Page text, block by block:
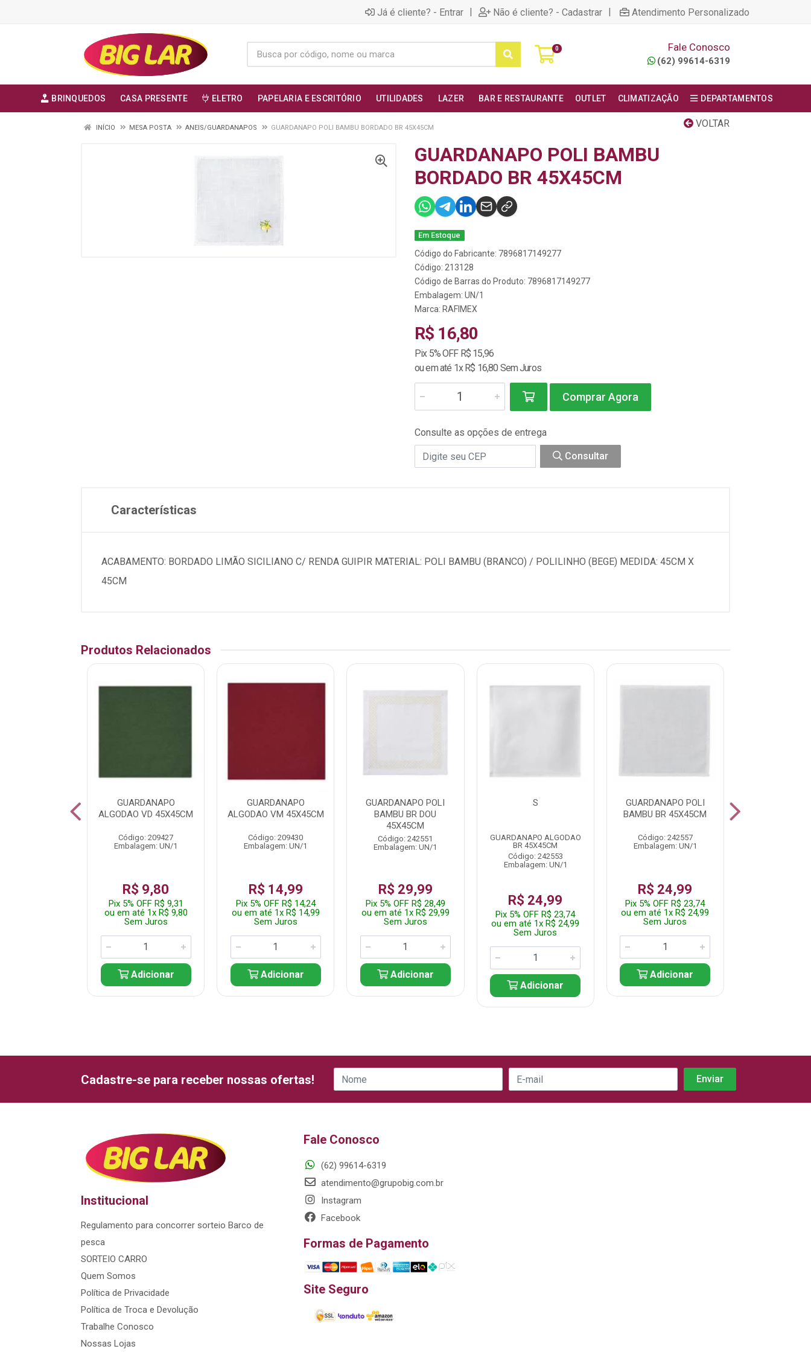
Já é cliente? - Entrar | Não é cliente? - Cadastrar | Atendimento Personalizado
0 Fale Conosco
(62) 99614-6319
BRINQUEDOS CASA PRESENTE ELETRO PAPELARIA E ESCRITÓRIO UTILIDADES LAZER BAR E RESTAURANTE OUTLET CLIMATIZAÇÃO DEPARTAMENTOS
VOLTAR
INÍCIO MESA POSTA ANEIS/GUARDANAPOS GUARDANAPO POLI BAMBU BORDADO BR 45X45CM
GUARDANAPO POLI BAMBU
BORDADO BR 45X45CM
Em Estoque
Código do Fabricante: 7896817149277
Código: 213128
Código de Barras do Produto: 7896817149277
Embalagem: UN/1
Marca: RAFIMEX
R$ 16,80
Pix 5% OFF R$ 15,96
ou em até 1x R$ 16,80 Sem Juros
Comprar Agora
Consulte as opções de entrega
Consultar
Características
ACABAMENTO: BORDADO LIMÃO SICILIANO C/ RENDA GUIPIR MATERIAL: POLI BAMBU (BRANCO) / POLILINHO (BEGE) MEDIDA: 45CM X
45CM
Produtos Relacionados
GUARDANAPO
ALGODAO VD 45X45CM
Código: 209427
Embalagem: UN/1
R$ 9,80
Pix 5% OFF R$ 9,31
ou em até 1x R$ 9,80
Sem Juros
Adicionar
GUARDANAPO
ALGODAO VM 45X45CM
Código: 209430
Embalagem: UN/1
R$ 14,99
Pix 5% OFF R$ 14,24
ou em até 1x R$ 14,99
Sem Juros
Adicionar
GUARDANAPO POLI
BAMBU BR DOU
45X45CM
Código: 242551
Embalagem: UN/1
R$ 29,99
Pix 5% OFF R$ 28,49
ou em até 1x R$ 29,99
Sem Juros
Adicionar
S
GUARDANAPO ALGODAO
BR 45X45CM
Código: 242553
Embalagem: UN/1
R$ 24,99
Pix 5% OFF R$ 23,74
ou em até 1x R$ 24,99
Sem Juros
Adicionar
GUARDANAPO POLI
BAMBU BR 45X45CM
Código: 242557
Embalagem: UN/1
R$ 24,99
Pix 5% OFF R$ 23,74
ou em até 1x R$ 24,99
Sem Juros
Adicionar
Cadastre-se para receber nossas ofertas!
Institucional
Regulamento para concorrer sorteio Barco de
pesca
SORTEIO CARRO
Quem Somos
Política de Privacidade
Política de Troca e Devolução
Trabalhe Conosco
Nossas Lojas
Fale Conosco
(62) 99614-6319
atendimento@grupobig.com.br
Instagram
Facebook
Formas de Pagamento
Site Seguro